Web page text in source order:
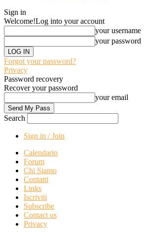
Sign in
Welcome!Log into your account
your username
your password
Forgot your password?
Privacy
Password recovery
Recover your password
your email
Search
Sign in / Join
Calendario
Forum
Chi Siamo
Contatti
Links
Iscriviti
Subscribe
Contact us
Privacy